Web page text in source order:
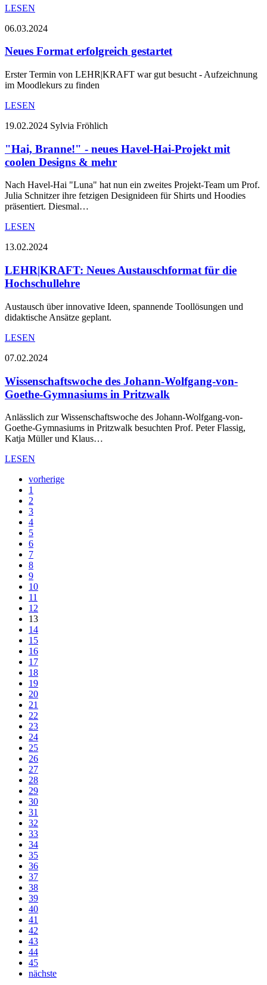
LESEN
06.03.2024
Neues Format erfolgreich gestartet
Erster Termin von LEHR|KRAFT war gut besucht - Aufzeichnung
im Moodlekurs zu finden
LESEN
19.02.2024 Sylvia Fröhlich
"Hai, Branne!" - neues Havel-Hai-Projekt mit
coolen Designs & mehr
Nach Havel-Hai "Luna" hat nun ein zweites Projekt-Team um Prof.
Julia Schnitzer ihre fetzigen Designideen für Shirts und Hoodies
präsentiert. Diesmal…
LESEN
13.02.2024
LEHR|KRAFT: Neues Austauschformat für die
Hochschullehre
Austausch über innovative Ideen, spannende Toollösungen und
didaktische Ansätze geplant.
LESEN
07.02.2024
Wissenschaftswoche des Johann-Wolfgang-von-
Goethe-Gymnasiums in Pritzwalk
​​​​​Anlässlich zur Wissenschaftswoche des Johann-Wolfgang-von-
Goethe-Gymnasiums in Pritzwalk besuchten Prof. Peter Flassig,
Katja Müller und Klaus…
LESEN
vorherige
1
2
3
4
5
6
7
8
9
10
11
12
13
14
15
16
17
18
19
20
21
22
23
24
25
26
27
28
29
30
31
32
33
34
35
36
37
38
39
40
41
42
43
44
45
nächste